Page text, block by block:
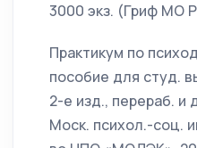
3000 экз. (Гриф МО
Практикум по
пособие для студ.
2-е изд., перераб.
Моск. психол.-соц.